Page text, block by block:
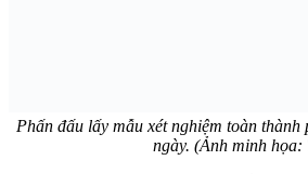
Phấn đấu lấy mẫu xét nghiệm toàn
ngày. (Ảnh minh họa: